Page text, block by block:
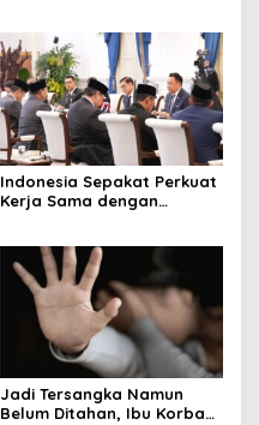
Indonesia Sepakat Perkuat
Kerja Sama dengan
Jadi Tersangka Namun
Belum Ditahan, Ibu Korban